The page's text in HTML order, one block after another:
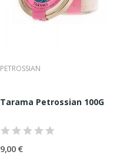
PETROSSIAN
Tarama Petrossian 100G
9,00 €